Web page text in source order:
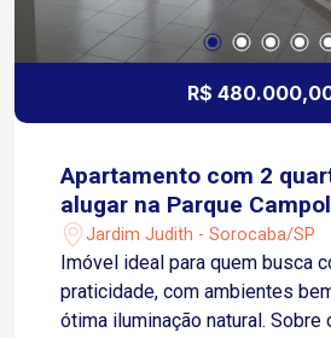
R$
Apartamento com 2
alugar na Parque
Jardim Judith - Sorocaba/SP
Imóvel ideal para quem busca
praticidade, com ambientes
ótima iluminação natural. Sobre o apartamento: 2